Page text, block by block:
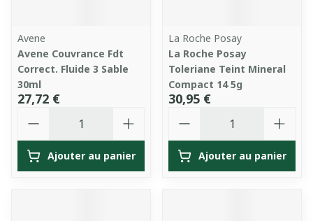
Avene
Avene Couvrance Fdt
Correct. Fluide 3 Sable
30ml
27,72 €
Ajouter au panier
La Roche Posay
La Roche Posay
Toleriane Teint Mineral
Compact 14 5g
30,95 €
Ajouter au panier